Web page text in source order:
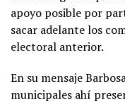
apoyo posible por
sacar adelante los
electoral anterior.
En su mensaje
municipales ahí